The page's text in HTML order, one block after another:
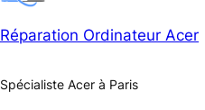
Réparation Ordinateur Acer
Spécialiste Acer à Paris